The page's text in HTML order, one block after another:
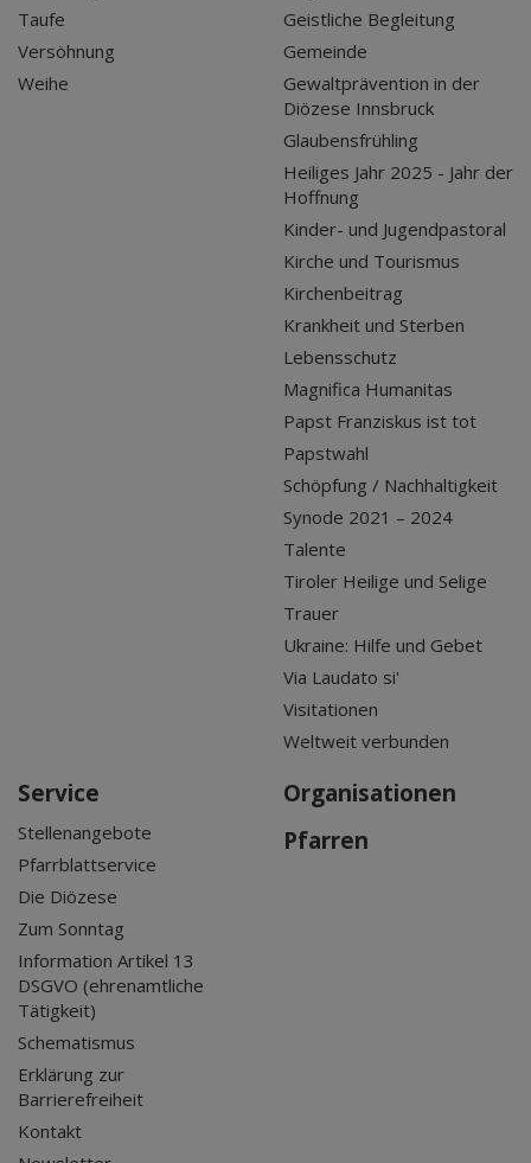
Taufe
Versöhnung
Weihe
Geistliche Begleitung
Gemeinde
Gewaltprävention in der
Diözese Innsbruck
Glaubensfrühling
Heiliges Jahr 2025 - Jahr der
Hoffnung
Kinder- und Jugendpastoral
Kirche und Tourismus
Kirchenbeitrag
Krankheit und Sterben
Lebensschutz
Magnifica Humanitas
Papst Franziskus ist tot
Papstwahl
Schöpfung / Nachhaltigkeit
Synode 2021 – 2024
Talente
Tiroler Heilige und Selige
Trauer
Ukraine: Hilfe und Gebet
Via Laudato si'
Visitationen
Weltweit verbunden
Service
Stellenangebote
Pfarrblattservice
Die Diözese
Zum Sonntag
Information Artikel 13
DSGVO (ehrenamtliche
Tätigkeit)
Schematismus
Erklärung zur
Barrierefreiheit
Kontakt
Organisationen
Pfarren